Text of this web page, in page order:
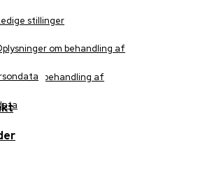
stillinger
om behandling af
stillinger
om behandling af